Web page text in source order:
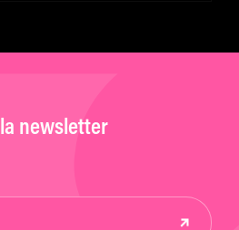
newsletter